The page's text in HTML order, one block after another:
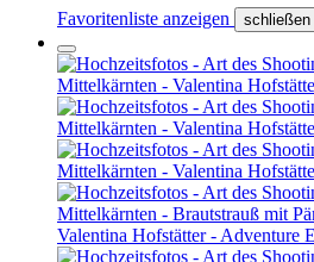
Favoritenliste anzeigen schließen